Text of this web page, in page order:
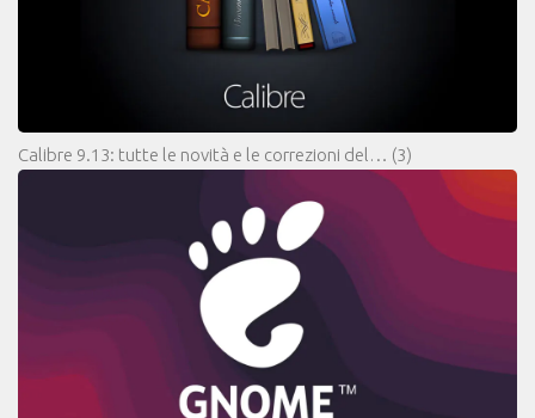
Calibre 9.13: tutte le novità e le correzioni del… (3)